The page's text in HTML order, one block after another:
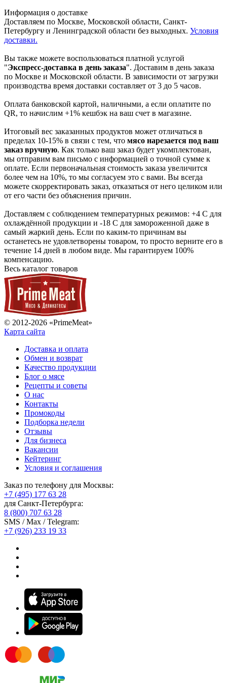
Информация о доставке
Доставляем по Москве, Московской области, Санкт-
Петербургу и Ленинградской области без выходных. Условия
доставки.
Вы также можете воспользоваться платной услугой
"Экспресс-доставка в день заказа". Доставим в день заказа
по Москве и Московской области. В зависимости от загрузки
производства время доставки составляет от 3 до 5 часов.
Оплата банковской картой, наличными, а если оплатите по
QR, то начислим +1% кешбэк на ваш счет в магазине.
Итоговый вес заказанных продуктов может отличаться в
пределах 10-15% в связи с тем, что мясо нарезается под ваш
заказ вручную. Как только ваш заказ будет укомплектован,
мы отправим вам письмо с информацией о точной сумме к
оплате. Если первоначальная стоимость заказа увеличится
более чем на 10%, то мы согласуем это с вами. Вы всегда
можете скорректировать заказ, отказаться от него целиком или
от его части без объяснения причин.
Доставляем с соблюдением температурных режимов: +4 С для
охлаждённой продукции и -18 С для замороженной даже в
самый жаркий день. Если по каким-то причинам вы
останетесь не удовлетворены товаром, то просто верните его в
течение 14 дней в любом виде. Мы гарантируем 100%
компенсацию.
Весь каталог товаров
© 2012-2026 «PrimeMeat»
Карта сайта
Доставка и оплата
Обмен и возврат
Качество продукции
Блог о мясе
Рецепты и советы
О нас
Контакты
Промокоды
Подборка недели
Отзывы
Для бизнеса
Вакансии
Кейтеринг
Условия и соглашения
Заказ по телефону для Москвы:
+7 (495) 177 63 28
для Санкт-Петербурга:
8 (800) 707 63 28
SMS / Max / Telegram:
+7 (926) 233 19 33